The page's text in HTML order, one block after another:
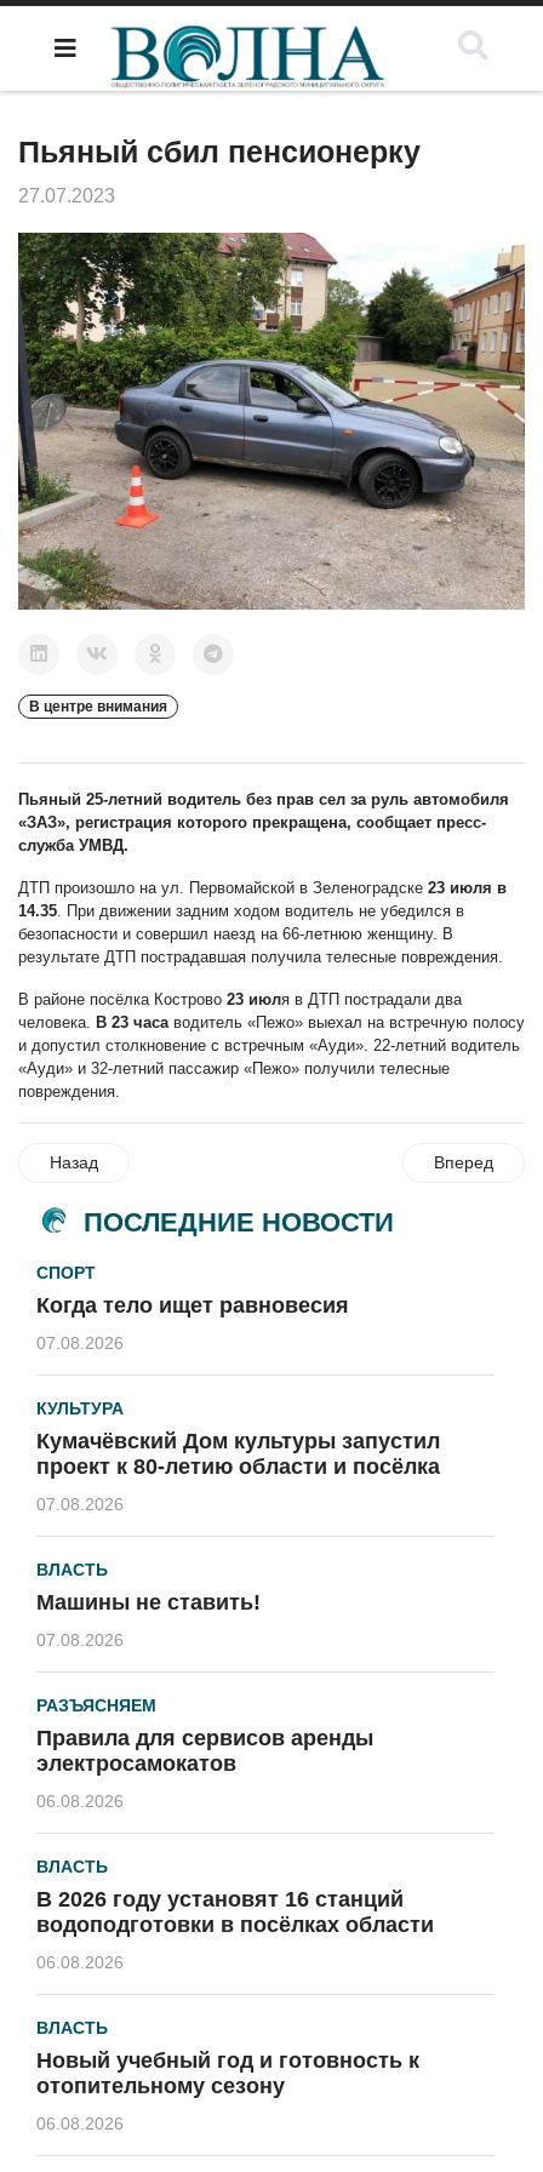
Пьяный сбил пенсионерку
27.07.2023
В центре внимания
Пьяный 25-летний водитель без прав сел за руль автомобиля
«ЗАЗ», регистрация которого прекращена, сообщает пресс-
служба УМВД.
ДТП произошло на ул. Первомайской в Зеленоградске 23 июля в
14.35 . При движении задним ходом водитель не убедился в
безопасности и совершил наезд на 66-летнюю женщину. В
результате ДТП пострадавшая получила телесные повреждения.
В районе посёлка Кострово 23 июля в ДТП пострадали два
человека. В 23 часа водитель «Пежо» выехал на встречную полосу
и допустил столкновение с встречным «Ауди». 22-летний водитель
«Ауди» и 32-летний пассажир «Пежо» получили телесные
повреждения.
Назад Вперед
ПОСЛЕДНИЕ НОВОСТИ
СПОРТ
Когда тело ищет равновесия
07.08.2026
КУЛЬТУРА
Кумачёвский Дом культуры запустил
проект к 80-летию области и посёлка
07.08.2026
ВЛАСТЬ
Машины не ставить!
07.08.2026
РАЗЪЯСНЯЕМ
Правила для сервисов аренды
электросамокатов
06.08.2026
ВЛАСТЬ
В 2026 году установят 16 станций
водоподготовки в посёлках области
06.08.2026
ВЛАСТЬ
Новый учебный год и готовность к
отопительному сезону
06.08.2026